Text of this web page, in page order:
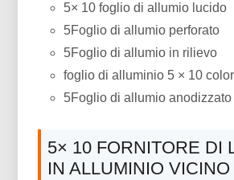
5× 10 foglio di allumio lucido
5Foglio di allumio perforato
5Foglio di allumio in rilievo
foglio di alluminio 5 × 10
5Foglio di allumio anodizzato
5× 10 FORNITORE DI
IN ALLUMINIO VICINO